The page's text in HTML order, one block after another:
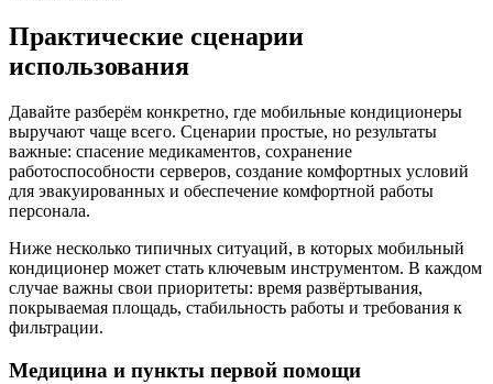
Практические сценарии
использования
Давайте разберём конкретно, где мобильные кондиционеры
выручают чаще всего. Сценарии простые, но результаты
важные: спасение медикаментов, сохранение
работоспособности серверов, создание комфортных условий
для эвакуированных и обеспечение комфортной работы
персонала.
Ниже несколько типичных ситуаций, в которых мобильный
кондиционер может стать ключевым инструментом. В каждом
случае важны свои приоритеты: время развёртывания,
покрываемая площадь, стабильность работы и требования к
фильтрации.
Медицина и пункты первой помощи